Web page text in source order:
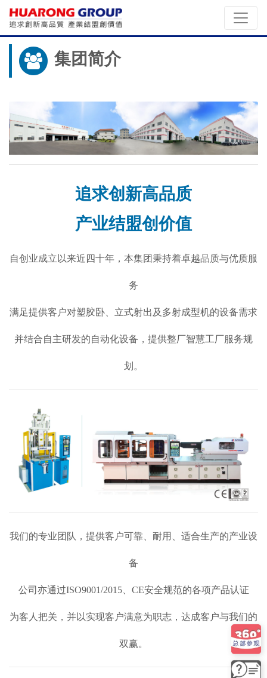
集团简介
追求创新高品质
产业结盟创价值
自创业成立以来近四十年，本集团秉持着卓越品质与优质服
务
满足提供客户对塑胶卧、立式射出及多射成型机的设备需求
并结合自主研发的自动化设备，提供整厂智慧工厂服务规
划。
我们的专业团队，提供客户可靠、耐用、适合生产的产业设
备
公司亦通过ISO9001/2015、CE安全规范的各项产品认证
为客人把关，并以实现客户满意为职志，达成客户与我们的
双赢。